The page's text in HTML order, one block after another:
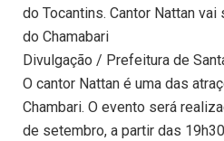
do Tocantins. Cantor Nattan
do Chamabari
Divulgação / Prefeitura de
O cantor Nattan é uma das
Chambari. O evento será
de setembro, a partir das